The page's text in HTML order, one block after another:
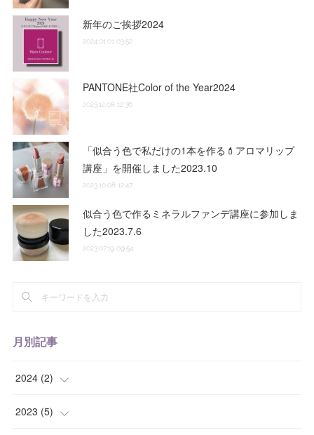
新年のご挨拶2024
2024.01.01 03:52
PANTONE社Color of the Year2024
2023.12.08 12:36
「似合う色で私だけの1本を作る💄アロマリップ
講座」を開催しました2023.10
2023.10.08 12:47
似合う色で作るミネラルファンデ講座に参加しま
した2023.7.6
2023.07.19 09:54
月別記事
2024 (2)
(1
2023 (5)